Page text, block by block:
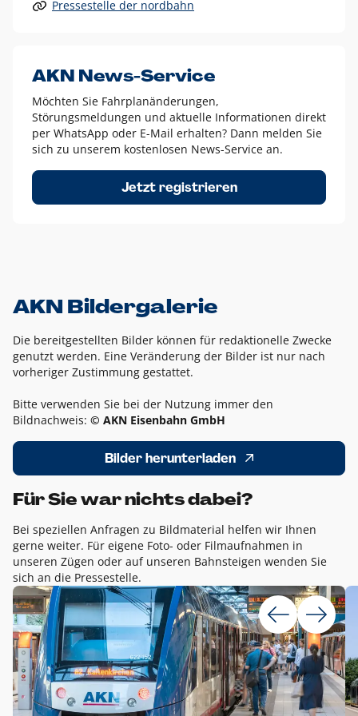
Alle anderen Logo-Varianten dürfen nur in Ausnahmefällen
Diese Ausnahmen sind zum Beispiel:
dem AKN Blau,
weißes Logo auf Fotohintergründen,
schwarzes Logo für reine Schwarz-Weiß-Umsetzungen
Um das Logo herum muss ein Schutzraum von jeweils einer
Höhe bzw. Breite des N aus AKN in alle Richtungen
Pressestelle der nordbahn
AKN News-Service
Möchten Sie Fahrplanänderungen,
Störungsmeldungen und aktuelle Informationen direkt
per WhatsApp oder E-Mail erhalten? Dann melden Sie
sich zu unserem kostenlosen News-Service an.
Jetzt registrieren
AKN Bildergalerie
Die bereitgestellten Bilder können für redaktionelle Zwecke
genutzt werden. Eine Veränderung der Bilder ist nur nach
vorheriger Zustimmung gestattet.
Bitte verwenden Sie bei der Nutzung immer den
Bildnachweis: © AKN Eisenbahn GmbH
Bilder herunterladen
Für Sie war nichts dabei?
Bei speziellen Anfragen zu Bildmaterial helfen wir Ihnen
gerne weiter. Für eigene Foto- oder Filmaufnahmen in
unseren Zügen oder auf unseren Bahnsteigen wenden Sie
sich an die Pressestelle.